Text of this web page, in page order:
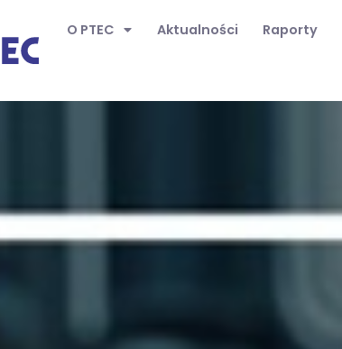
O PTEC Aktualności Raporty